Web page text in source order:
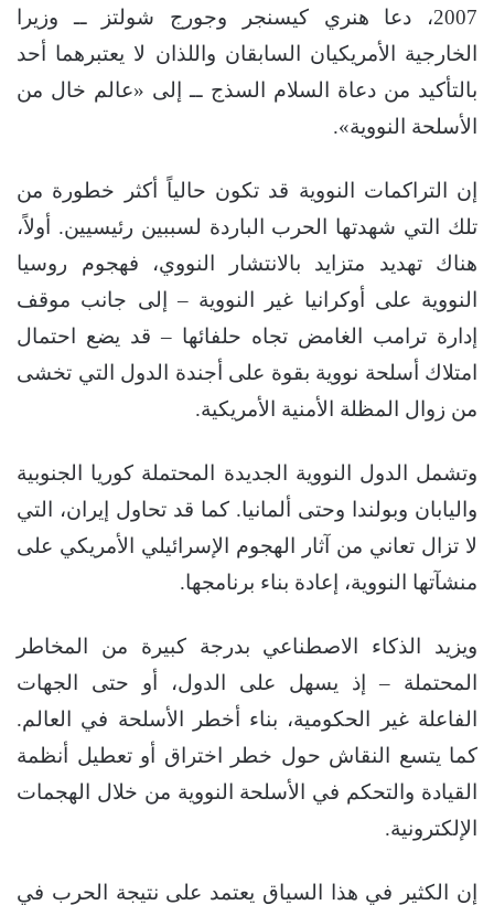
2007، دعا هنري كيسنجر وجورج شولتز ــ وزيرا
الخارجية الأمريكيان السابقان واللذان لا يعتبرهما أحد
بالتأكيد من دعاة السلام السذج ــ إلى «عالم خال من
الأسلحة النووية».
إن التراكمات النووية قد تكون حالياً أكثر خطورة من
تلك التي شهدتها الحرب الباردة لسببين رئيسيين. أولاً،
هناك تهديد متزايد بالانتشار النووي، فهجوم روسيا
النووية على أوكرانيا غير النووية – إلى جانب موقف
إدارة ترامب الغامض تجاه حلفائها – قد يضع احتمال
امتلاك أسلحة نووية بقوة على أجندة الدول التي تخشى
من زوال المظلة الأمنية الأمريكية.
وتشمل الدول النووية الجديدة المحتملة كوريا الجنوبية
واليابان وبولندا وحتى ألمانيا. كما قد تحاول إيران، التي
لا تزال تعاني من آثار الهجوم الإسرائيلي الأمريكي على
منشآتها النووية، إعادة بناء برنامجها.
ويزيد الذكاء الاصطناعي بدرجة كبيرة من المخاطر
المحتملة – إذ يسهل على الدول، أو حتى الجهات
الفاعلة غير الحكومية، بناء أخطر الأسلحة في العالم.
كما يتسع النقاش حول خطر اختراق أو تعطيل أنظمة
القيادة والتحكم في الأسلحة النووية من خلال الهجمات
الإلكترونية.
إن الكثير في هذا السياق يعتمد على نتيجة الحرب في